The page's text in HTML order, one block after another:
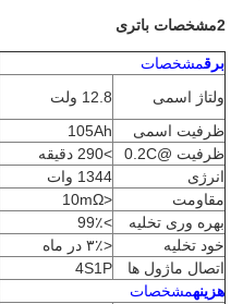
2مشخصات باتری
برقمشخصات
ولتاژ اسمی
12.8 ولت
ظرفیت اسمی
105Ah
ظرفیت @0.2C
>290 دقیقه
انرژی
1344 وات
مقاومت
<10mΩ
بهره وری تخلیه
>99٪
خود تخليه
<۳٪ در ماه
اتصال ماژول ها
4S1P
هزینهمشخصات